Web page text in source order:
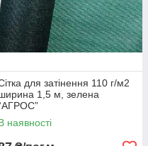
для затінення 110 г/м2
1,5 м, зелена
наявності